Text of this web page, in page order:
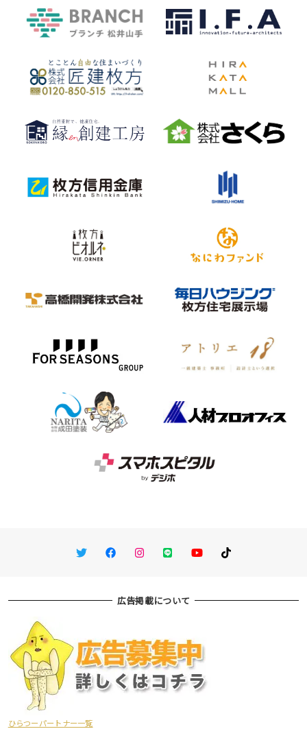
TwitterFacebookInstagram
LINE You TubeTikTok
広告掲載について
ひらつーパートナー一覧